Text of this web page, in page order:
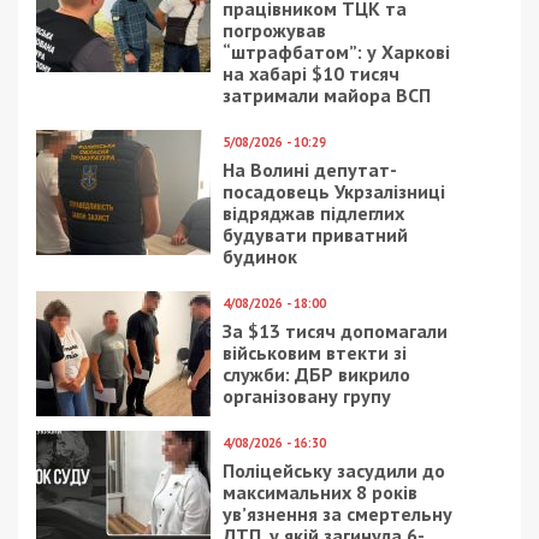
працівником ТЦК та
погрожував
“штрафбатом”: у Харкові
на хабарі $10 тисяч
затримали майора ВСП
5/08/2026 - 10:29
На Волині депутат-
посадовець Укрзалізниці
відряджав підлеглих
будувати приватний
будинок
4/08/2026 - 18:00
За $13 тисяч допомагали
військовим втекти зі
служби: ДБР викрило
організовану групу
4/08/2026 - 16:30
Поліцейську засудили до
максимальних 8 років
ув’язнення за смертельну